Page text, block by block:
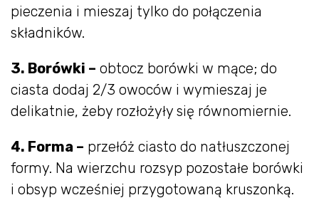
pieczenia i mieszaj tylko do połączenia
składników.
3. Borówki – obtocz borówki w mące; do
ciasta dodaj 2/3 owoców i wymieszaj je
delikatnie, żeby rozłożyły się równomiernie.
4. Forma – przełóż ciasto do natłuszczonej
formy. Na wierzchu rozsyp pozostałe borówki
i obsyp wcześniej przygotowaną kruszonką.